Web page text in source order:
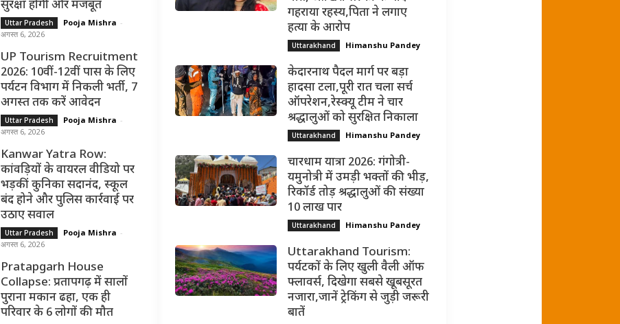
सुरक्षा होगी और मजबूत
Uttar Pradesh Pooja Mishra -
अगस्त 6, 2026
UP Tourism Recruitment
2026: 10वीं-12वीं पास के लिए
पर्यटन विभाग में निकली भर्ती, 7
अगस्त तक करें आवेदन
Uttar Pradesh Pooja Mishra -
अगस्त 6, 2026
Kanwar Yatra Row:
कांवड़ियों के वायरल वीडियो पर
भड़कीं कुनिका सदानंद, स्कूल
बंद होने और पुलिस कार्रवाई पर
उठाए सवाल
Uttar Pradesh Pooja Mishra -
अगस्त 6, 2026
Pratapgarh House
Collapse: प्रतापगढ़ में सालों
पुराना मकान ढहा, एक ही
परिवार के 6 लोगों की मौत
गहराया रहस्य,पिता ने लगाए
हत्या के आरोप
Uttarakhand Himanshu Pandey
केदारनाथ पैदल मार्ग पर बड़ा
हादसा टला,पूरी रात चला सर्च
ऑपरेशन,रेस्क्यू टीम ने चार
श्रद्धालुओं को सुरक्षित निकाला
Uttarakhand Himanshu Pandey
चारधाम यात्रा 2026: गंगोत्री-
यमुनोत्री में उमड़ी भक्तों की भीड़,
रिकॉर्ड तोड़ श्रद्धालुओं की संख्या
10 लाख पार
Uttarakhand Himanshu Pandey
Uttarakhand Tourism:
पर्यटकों के लिए खुली वैली ऑफ
फ्लावर्स, दिखेगा सबसे खूबसूरत
नजारा,जानें ट्रेकिंग से जुड़ी जरूरी
बातें